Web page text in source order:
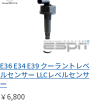
E36 E34 E39 クーラントレベ
ルセンサー LLCレベルセンサ
ー
￥6,800